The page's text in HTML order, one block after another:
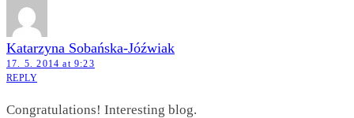
Katarzyna Sobańska-Jóźwiak
17. 5. 2014 at 9:23
REPLY
Congratulations! Interesting blog.